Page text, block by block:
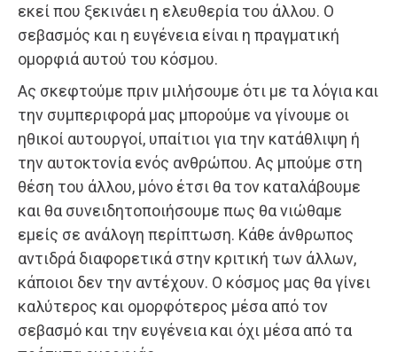
εκεί που ξεκινάει η ελευθερία του άλλου. Ο
σεβασμός και η ευγένεια είναι η πραγματική
ομορφιά αυτού του κόσμου.
Ας σκεφτούμε πριν μιλήσουμε ότι με τα λόγια και
την συμπεριφορά μας μπορούμε να γίνουμε οι
ηθικοί αυτουργοί, υπαίτιοι για την κατάθλιψη ή
την αυτοκτονία ενός ανθρώπου. Ας μπούμε στη
θέση του άλλου, μόνο έτσι θα τον καταλάβουμε
και θα συνειδητοποιήσουμε πως θα νιώθαμε
εμείς σε ανάλογη περίπτωση. Κάθε άνθρωπος
αντιδρά διαφορετικά στην κριτική των άλλων,
κάποιοι δεν την αντέχουν. Ο κόσμος μας θα γίνει
καλύτερος και ομορφότερος μέσα από τον
σεβασμό και την ευγένεια και όχι μέσα από τα